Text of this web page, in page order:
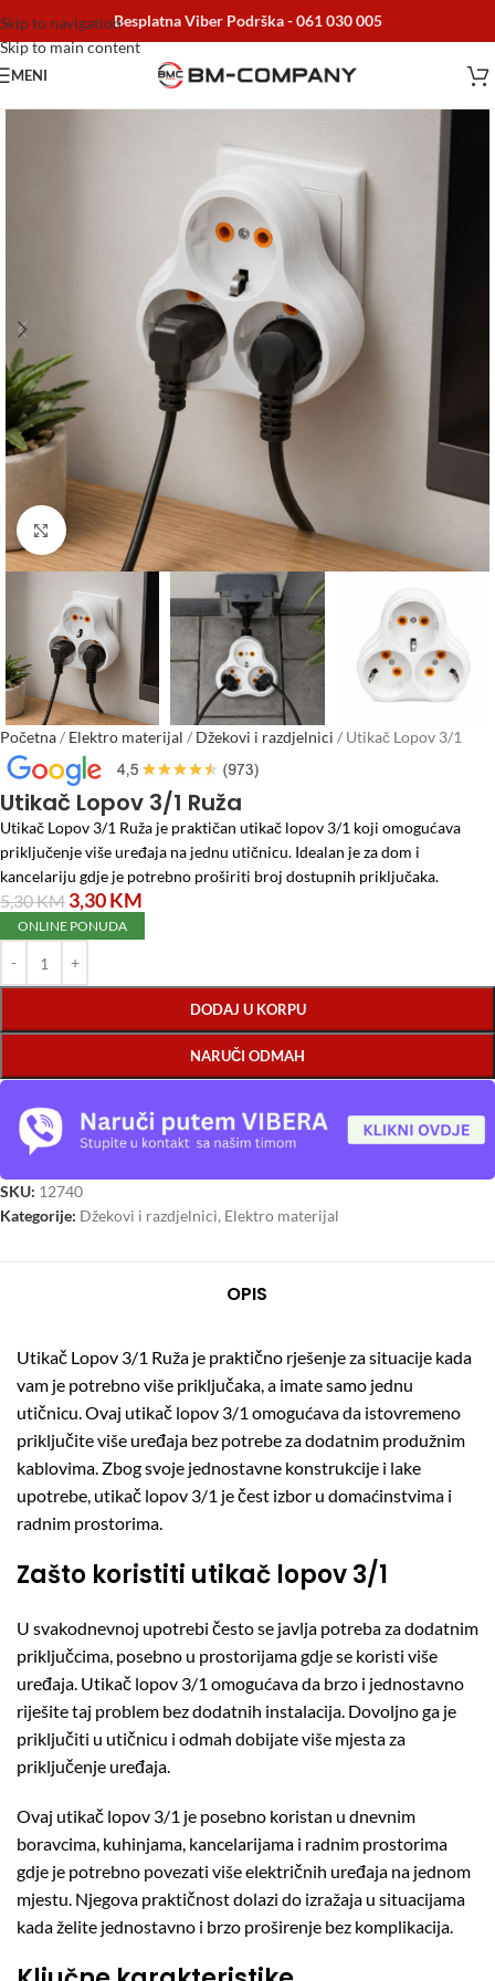
Skip to navigation
Skip to main content
Besplatna Viber Podrška -061 030 005
MENI
Click to enlarge
Početna/ Elektro materijal / Džekovi i razdjelnici / Utikač Lopov 3/1
Ruža
Utikač Lopov 3/1 Ruža
Utikač Lopov 3/1 Ruža je praktičan utikač lopov 3/1 koji omogućava
priključenje više uređaja na jednu utičnicu. Idealan je za dom i
kancelariju gdje je potrebno proširiti broj dostupnih priključaka.
5,30KM 3,30KM
ONLINE PONUDA
DODAJ U KORPU
NARUČI ODMAH
SKU: 12740
Kategorije: Džekovi i razdjelnici, Elektro materijal
OPIS
Utikač Lopov 3/1 Ruža je praktično rješenje za situacije kada
vam je potrebno više priključaka, a imate samo jednu
utičnicu. Ovaj utikač lopov 3/1 omogućava da istovremeno
priključite više uređaja bez potrebe za dodatnim produžnim
kablovima. Zbog svoje jednostavne konstrukcije i lake
upotrebe, utikač lopov 3/1 je čest izbor u domaćinstvima i
radnim prostorima.
Zašto koristiti utikač lopov 3/1
U svakodnevnoj upotrebi često se javlja potreba za dodatnim
priključcima, posebno u prostorijama gdje se koristi više
uređaja. Utikač lopov 3/1 omogućava da brzo i jednostavno
riješite taj problem bez dodatnih instalacija. Dovoljno ga je
priključiti u utičnicu i odmah dobijate više mjesta za
priključenje uređaja.
Ovaj utikač lopov 3/1 je posebno koristan u dnevnim
boravcima, kuhinjama, kancelarijama i radnim prostorima
gdje je potrebno povezati više električnih uređaja na jednom
mjestu. Njegova praktičnost dolazi do izražaja u situacijama
kada želite jednostavno i brzo proširenje bez komplikacija.